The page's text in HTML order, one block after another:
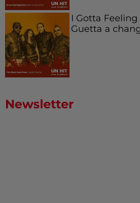
I Gotta
Guetta a
Newsletter